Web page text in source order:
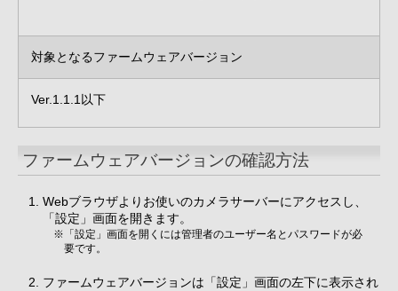
対象となるファームウェアバージョン
Ver.1.1.1以下
ファームウェアバージョンの確認方法
Webブラウザよりお使いのカメラサーバーにアクセスし、
「設定」画面を開きます。
※「設定」画面を開くには管理者のユーザー名とパスワードが必
要です。
ファームウェアバージョンは「設定」画面の左下に表示され